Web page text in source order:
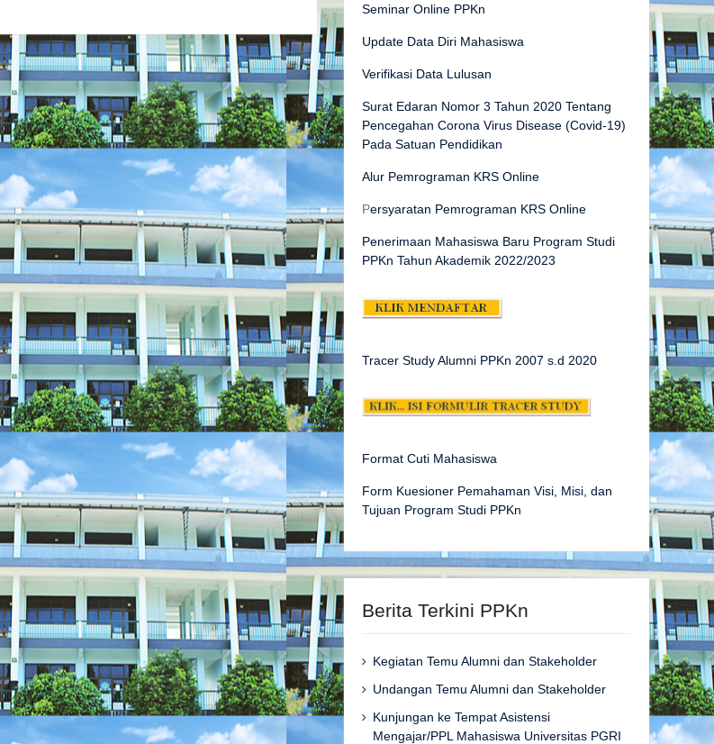
Seminar Online PPKn
Update Data Diri Mahasiswa
Verifikasi Data Lulusan
Surat Edaran Nomor 3 Tahun 2020 Tentang
Pencegahan Corona Virus Disease (Covid-19)
Pada Satuan Pendidikan
Alur Pemrograman KRS Online
Persyaratan Pemrograman KRS Online
Penerimaan Mahasiswa Baru Program Studi
PPKn Tahun Akademik 2022/2023
Tracer Study Alumni PPKn 2007 s.d 2020
Format Cuti Mahasiswa
Form Kuesioner Pemahaman Visi, Misi, dan
Tujuan Program Studi PPKn
Berita Terkini PPKn
Kegiatan Temu Alumni dan Stakeholder
Undangan Temu Alumni dan Stakeholder
Kunjungan ke Tempat Asistensi
Mengajar/PPL Mahasiswa Universitas PGRI